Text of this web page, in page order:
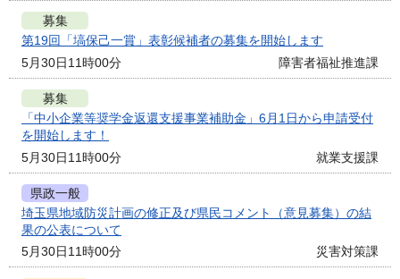
募集
第19回「塙保己一賞」表彰候補者の募集を開始します
5月30日11時00分
障害者福祉推進課
募集
「中小企業等奨学金返還支援事業補助金」6月1日から申請受付
を開始します！
5月30日11時00分
就業支援課
県政一般
埼玉県地域防災計画の修正及び県民コメント（意見募集）の結
果の公表について
5月30日11時00分
災害対策課